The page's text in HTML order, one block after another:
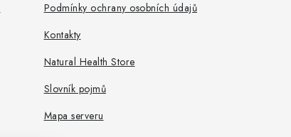
Podmínky ochrany osobních údajů
Kontakty
Natural Health Store
Slovník pojmů
Mapa serveru